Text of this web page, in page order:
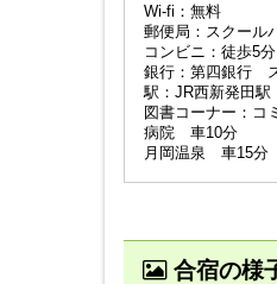
Wi-fi：無料
郵便局：スクール
コンビニ：徒歩5分
銀行：第四銀行
駅：JR西新発田
図書コーナー：コ
病院 車10分
月岡温泉 車15分
合宿の様